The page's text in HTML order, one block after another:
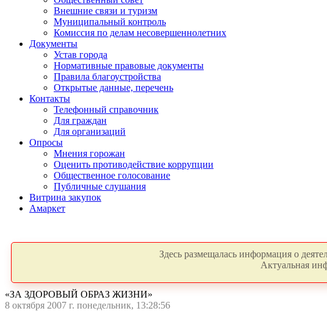
Внешние связи и туризм
Муниципальный контроль
Комиссия по делам несовершеннолетних
Документы
Устав города
Нормативные правовые документы
Правила благоустройства
Открытые данные, перечень
Контакты
Телефонный справочник
Для граждан
Для организаций
Опросы
Мнения горожан
Оценить противодействие коррупции
Общественное голосование
Публичные слушания
Витрина закупок
Амаркет
Здесь размещалась информация о
Актуальная
«ЗА ЗДОРОВЫЙ ОБРАЗ ЖИЗНИ»
8 октября 2007 г. понедельник, 13:28:56